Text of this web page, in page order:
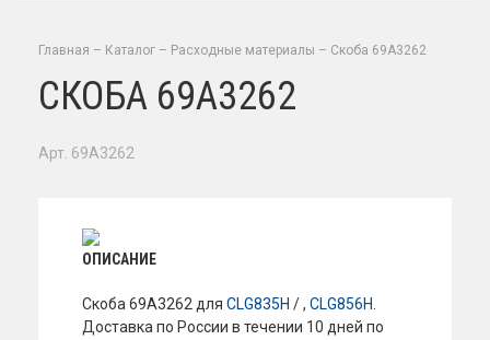
Главная – Каталог – Расходные материалы – Скоба 69A3262
СКОБА 69A3262
Арт. 69A3262
ОПИСАНИЕ
Скоба 69A3262 для CLG835H / , CLG856H
Доставка по России в течении 10 дней по